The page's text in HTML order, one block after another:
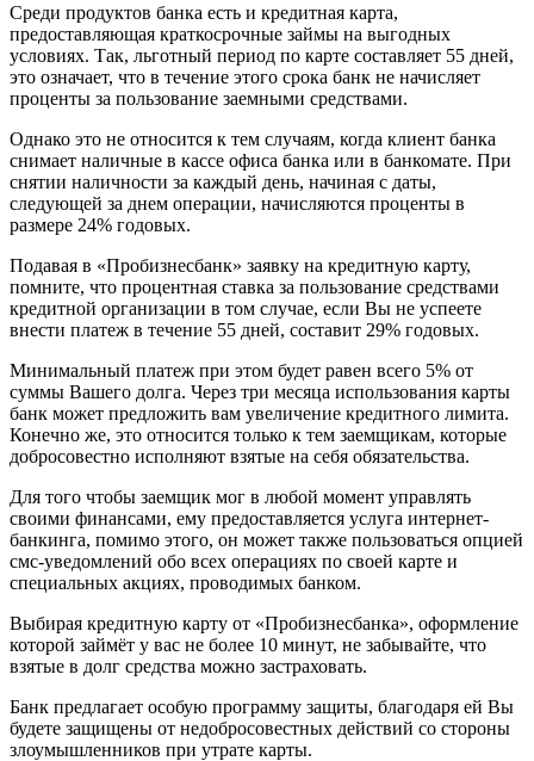
Среди продуктов банка есть и кредитная карта,
предоставляющая краткосрочные займы на выгодных
условиях. Так, льготный период по карте составляет 55 дней,
это означает, что в течение этого срока банк не начисляет
проценты за пользование заемными средствами.
Однако это не относится к тем случаям, когда клиент банка
снимает наличные в кассе офиса банка или в банкомате. При
снятии наличности за каждый день, начиная с даты,
следующей за днем операции, начисляются проценты в
размере 24% годовых.
Подавая в «Пробизнесбанк» заявку на кредитную карту,
помните, что процентная ставка за пользование средствами
кредитной организации в том случае, если Вы не успеете
внести платеж в течение 55 дней, составит 29% годовых.
Минимальный платеж при этом будет равен всего 5% от
суммы Вашего долга. Через три месяца использования карты
банк может предложить вам увеличение кредитного лимита.
Конечно же, это относится только к тем заемщикам, которые
добросовестно исполняют взятые на себя обязательства.
Для того чтобы заемщик мог в любой момент управлять
своими финансами, ему предоставляется услуга интернет-
банкинга, помимо этого, он может также пользоваться опцией
смс-уведомлений обо всех операциях по своей карте и
специальных акциях, проводимых банком.
Выбирая кредитную карту от «Пробизнесбанка», оформление
которой займёт у вас не более 10 минут, не забывайте, что
взятые в долг средства можно застраховать.
Банк предлагает особую программу защиты, благодаря ей Вы
будете защищены от недобросовестных действий со стороны
злоумышленников при утрате карты.